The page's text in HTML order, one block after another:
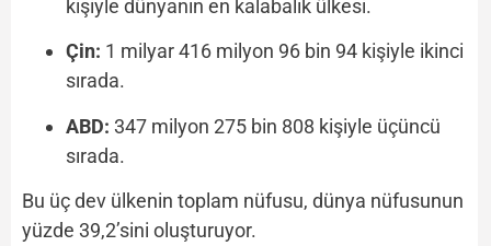
kişiyle dünyanın en kalabalık ülkesi.
Çin: 1 milyar 416 milyon 96 bin 94 kişiyle ikinci
sırada.
ABD: 347 milyon 275 bin 808 kişiyle üçüncü
sırada.
Bu üç dev ülkenin toplam nüfusu, dünya nüfusunun
yüzde 39,2’sini oluşturuyor.